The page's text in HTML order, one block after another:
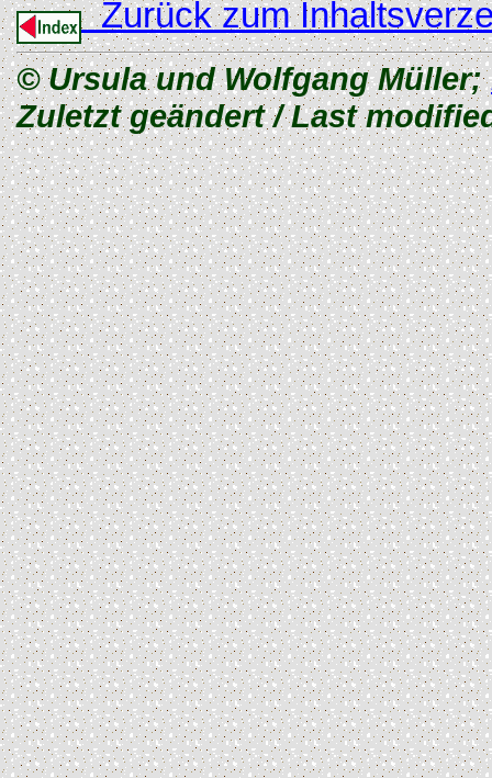
Zurück zum
© Ursula und Wolfgang Müller;
Zuletzt geändert / Last